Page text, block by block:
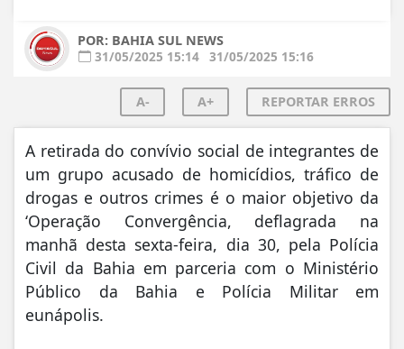
POR: BAHIA SUL NEWS
31/05/2025 15:14 31/05/2025 15:16
A- A+ REPORTAR ERROS
A retirada do convívio social de integrantes de
um grupo acusado de homicídios, tráfico de
drogas e outros crimes é o maior objetivo da
‘Operação Convergência, deflagrada na
manhã desta sexta-feira, dia 30, pela Polícia
Civil da Bahia em parceria com o Ministério
Público da Bahia e Polícia Militar em
eunápolis.